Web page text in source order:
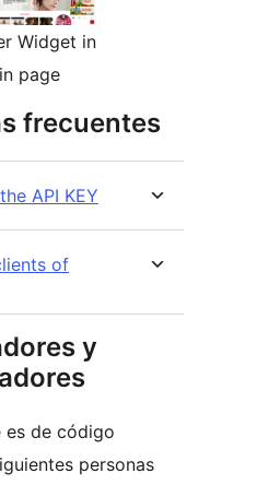
Widget in
page
frecuentes
API KEY
of
y
es de código
personas